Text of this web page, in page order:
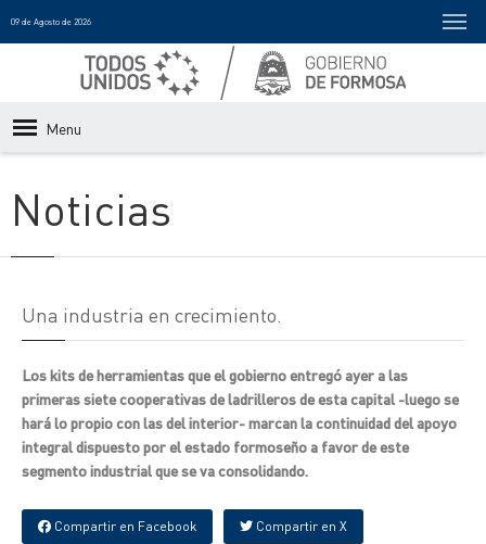
09 de Agosto de 2026
Menu
Noticias
Una industria en crecimiento.
Los kits de herramientas que el gobierno entregó ayer a las
primeras siete cooperativas de ladrilleros de esta capital -luego se
hará lo propio con las del interior- marcan la continuidad del apoyo
integral dispuesto por el estado formoseño a favor de este
segmento industrial que se va consolidando.
Compartir en Facebook Compartir en X